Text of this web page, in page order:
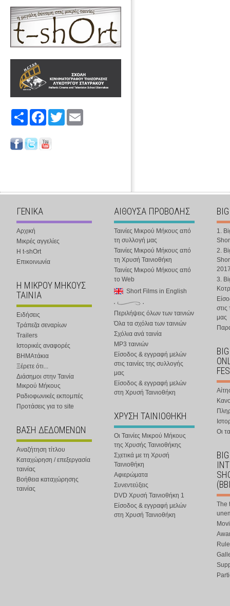
Share FacebookTwitter
ΓΕΝΙΚΑ
Αρχική
Μικρές αγγελίες
Η t-shOrt
Επικοινωνία
Η ΜΙΚΡΟΥ ΜΗΚΟΥΣ
ΤΑΙΝΙΑ
Ειδήσεις
Τράπεζα σεναρίων
Trailers
Ιστορικές αναφορές
ΒΗΜΑτάκια
Ξέρετε ότι...
Διάσημοι στην Ταινία
Μικρού Μήκους
Ραδιοφωνικές εκπομπές
Προτάσεις για το site
ΒΑΣΗ ΔΕΔΟΜΕΝΩΝ
Αναζήτηση τίτλου
Καταχώρηση / επεξεργασία
ταινίας
Βοήθεια καταχώρησης
ταινίας
ΑΙΘΟΥΣΑ ΠΡΟΒΟΛΗΣ
Ταινίες Μικρού Μήκους από
τη συλλογή μας
Ταινίες Μικρού Μήκους από
τη Χρυσή Ταινιοθήκη
Ταινίες Μικρού Μήκους από
το Web
Short Films in English
Περιλήψεις όλων των ταινιών
Όλα τα σχόλια των ταινιών
Σχόλια ανά ταινία
MP3 ταινιών
Είσοδος & εγγραφή μελών
στις ταινίες της συλλογής
μας
Είσοδος & εγγραφή μελών
στη Χρυσή Ταινιοθήκη
ΧΡΥΣΗ ΤΑΙΝΙΟΘΗΚΗ
Οι Ταινίες Μικρού Μήκους
της Χρυσής Ταινιοθήκης
Σχετικά με τη Χρυσή
Ταινιοθήκη
Αφιερώματα
Συνεντεύξεις
DVD Χρυσή Ταινιοθήκη 1
Είσοδος & εγγραφή μελών
στη Χρυσή Ταινιοθήκη
1.
2.
3.
στις
μας
Οι
The